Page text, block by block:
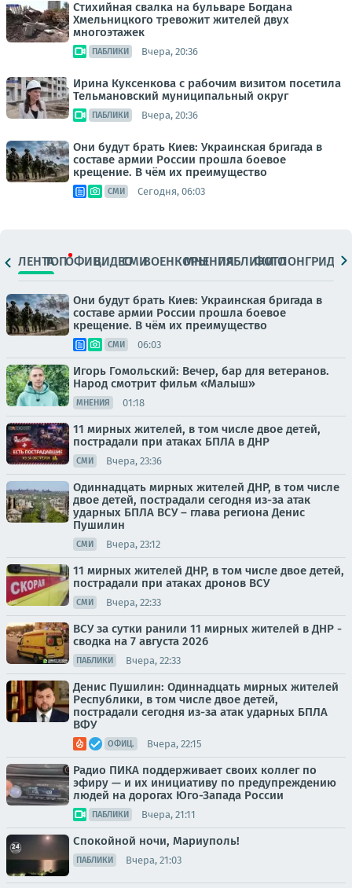
Стихийная свалка на бульваре Богдана
Хмельницкого тревожит жителей двух
многоэтажек
ПАБЛИКИ Вчера, 20:36
Ирина Куксенкова с рабочим визитом посетила
Тельмановский муниципальный округ
ПАБЛИКИ Вчера, 20:36
Они будут брать Киев: Украинская бригада в
составе армии России прошла боевое
крещение. В чём их преимущество
СМИ Сегодня, 06:03
ЛЕНТАТОПОФИЦ.ВИДЕОСМИВОЕНКОРЫМНЕНИЯПАБЛИКИ
ФОТОЛОНГРИДЫ
Они будут брать Киев: Украинская бригада в
составе армии России прошла боевое
крещение. В чём их преимущество
СМИ 06:03
Игорь Гомольский: Вечер, бар для ветеранов.
Народ смотрит фильм «Малыш»
МНЕНИЯ 01:18
11 мирных жителей, в том числе двое детей,
пострадали при атаках БПЛА в ДНР
СМИ Вчера, 23:36
Одиннадцать мирных жителей ДНР, в том числе
двое детей, пострадали сегодня из-за атак
ударных БПЛА ВСУ – глава региона Денис
Пушилин
СМИ Вчера, 23:12
11 мирных жителей ДНР, в том числе двое детей,
пострадали при атаках дронов ВСУ
СМИ Вчера, 22:33
ВСУ за сутки ранили 11 мирных жителей в ДНР -
сводка на 7 августа 2026
ПАБЛИКИ Вчера, 22:33
Денис Пушилин: Одиннадцать мирных жителей
Республики, в том числе двое детей,
пострадали сегодня из-за атак ударных БПЛА
ВФУ
ОФИЦ. Вчера, 22:15
Радио ПИКА поддерживает своих коллег по
эфиру — и их инициативу по предупреждению
людей на дорогах Юго-Запада России
ПАБЛИКИ Вчера, 21:11
Спокойной ночи, Мариуполь!
ПАБЛИКИ Вчера, 21:03